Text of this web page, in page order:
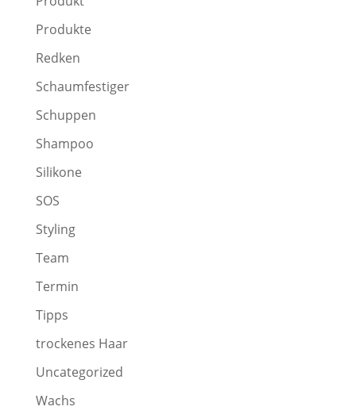
Produkte
Redken
Schaumfestiger
Schuppen
Shampoo
Silikone
SOS
Styling
Team
Termin
Tipps
trockenes Haar
Uncategorized
Wachs